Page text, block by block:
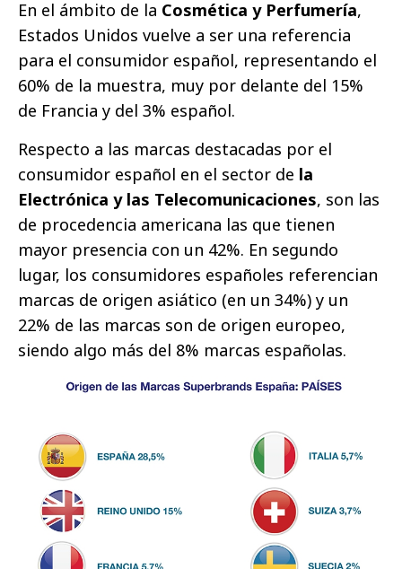
En el ámbito de la Cosmética y Perfumería,
Estados Unidos vuelve a ser una referencia
para el consumidor español, representando el
60% de la muestra, muy por delante del 15%
de Francia y del 3% español.
Respecto a las marcas destacadas por el
consumidor español en el sector de la
Electrónica y las Telecomunicaciones, son las
de procedencia americana las que tienen
mayor presencia con un 42%. En segundo
lugar, los consumidores españoles referencian
marcas de origen asiático (en un 34%) y un
22% de las marcas son de origen europeo,
siendo algo más del 8% marcas españolas.